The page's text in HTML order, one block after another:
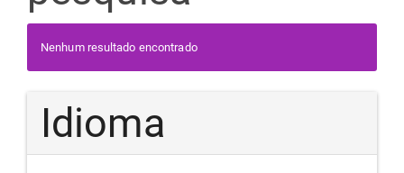
Nenhum resultado encontrado
Idioma